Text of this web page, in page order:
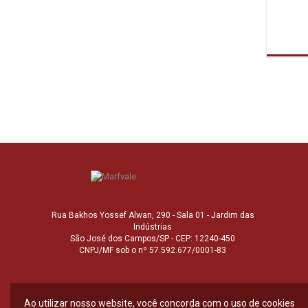
Rua Bakhos Yossef Alwan, 290 - Sala 01 - Jardim das
Indústrias
São José dos Campos/SP - CEP: 12240-450
CNPJ/MF sob o nº 57.592.677/0001-83
Ao utilizar nosso website, você concorda com o uso de cookies